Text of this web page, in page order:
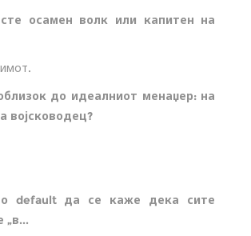
осамен волк или капитен на
до идеалниот менаџер: на
војсководец?
default да се каже дека сите
„в...